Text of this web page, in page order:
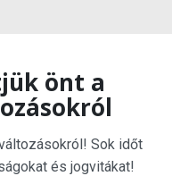
önt a
Sok időt
és jogvitákat!